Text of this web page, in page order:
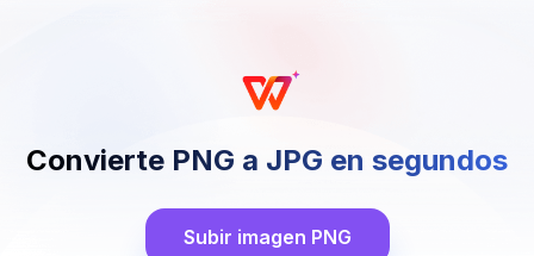
Convierte PNG a JPG en segundos
Subir imagen PNG